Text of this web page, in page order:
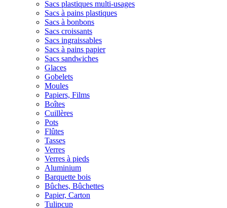
Sacs plastiques multi-usages
Sacs à pains plastiques
Sacs à bonbons
Sacs croissants
Sacs ingraissables
Sacs à pains papier
Sacs sandwiches
Glaces
Gobelets
Moules
Papiers, Films
Boîtes
Cuillères
Pots
Flûtes
Tasses
Verres
Verres à pieds
Aluminium
Barquette bois
Bûches, Bûchettes
Papier, Carton
Tulipcup